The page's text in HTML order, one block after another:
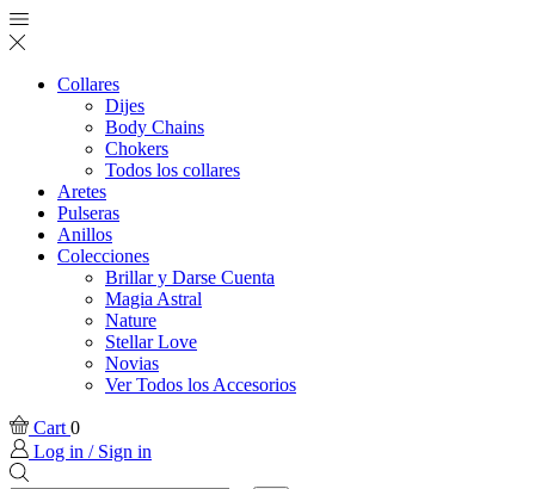
Collares
Dijes
Body Chains
Chokers
Todos los collares
Aretes
Pulseras
Anillos
Colecciones
Brillar y Darse Cuenta
Magia Astral
Nature
Stellar Love
Novias
Ver Todos los Accesorios
Cart 0
Log in / Sign in